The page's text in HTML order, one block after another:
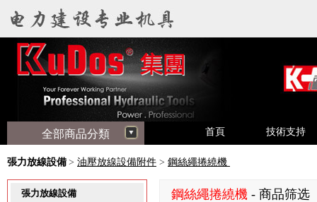
全部商品分類 首頁 技術支持
張力放線設備 > 油壓放線設備附件 > 鋼絲繩捲繞機
張力放線設備 鋼絲繩捲繞機 - 商品筛选